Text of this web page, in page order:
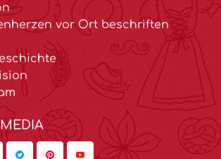
vor Ort beschriften